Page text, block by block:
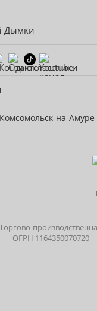
Дымки
на-Амуре
ОГРН 1164350070720